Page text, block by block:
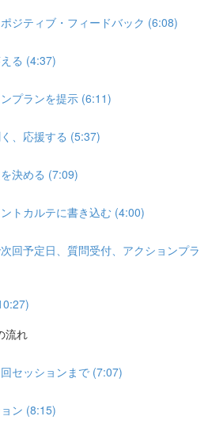
ポジティブ・フィードバック (6:08)
る (4:37)
ンプランを提示 (6:11)
く、応援する (5:37)
決める (7:09)
ントカルテに書き込む (4:00)
次回予定日、質問受付、アクションプラ
流れ
セッションまで (7:07)
ン (8:15)